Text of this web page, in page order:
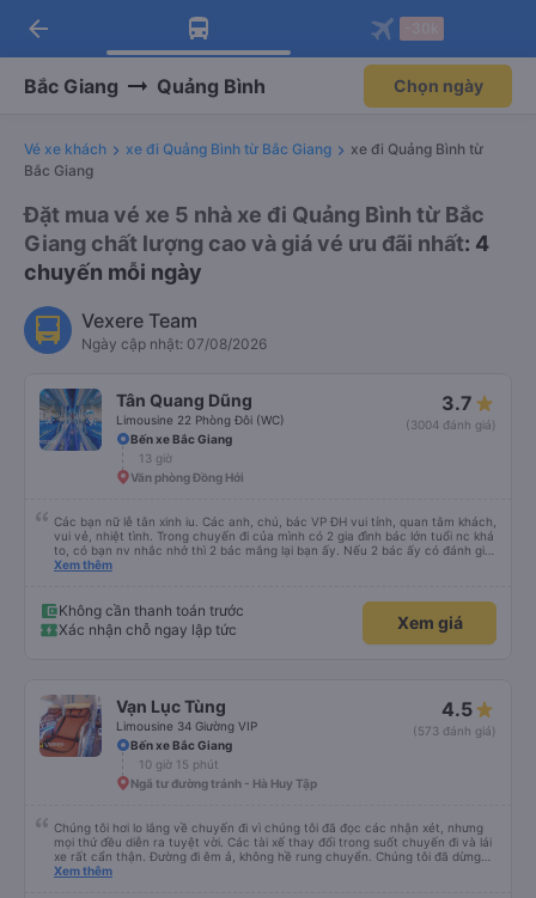
Tải app Vexere ngay!
Nhận ưu đãi thành viên độc
Mở app
Tải app Vexere
-30k/ghế khi đặt vé máy bay qua
Mở app
arrow_back
Bắc Giang Quảng Bình Chọn ngày
Vé xe khách xe đi Quảng Bình từ Bắc Giang
xe đi Quảng Bình từ
Bắc Giang
Đặt mua vé xe 5 nhà xe đi Quảng Bình từ Bắc
Giang chất lượng cao và giá vé ưu đãi nhất: 4
chuyến mỗi ngày
Vexere Team
Ngày cập nhật: 07/08/2026
Tân Quang Dũng
Limousine 22 Phòng Đôi (WC)
3.7
(3004 đánh giá)
Bến xe Bắc Giang
13 giờ
Văn phòng Đồng Hới
Các bạn nữ lễ tân xinh iu. Các anh, chú, bác VP ĐH vui tính, quan tâm khách,
vui vẻ, nhiệt tình. Trong chuyến đi của mình có 2 gia đình bác lớn tuổi nc khá
to, có bạn nv nhắc nhở thì 2 bác mắng lại bạn ấy. Nếu 2 bác ấy có đánh giá
xấu thì mình ngược lại nha. Bạn ấy nhắc nhở rất đúng. 2 bác nói rất to. To
bạn ấy nha. Nếu bạn ấy bị trừ thì bảo bạn ấy liên hệ sđt của mình, mình hỗ
trợ ạ. Số mình đuôi 666, chuyến ĐH-NT ngày 16/1. À các bạn nữ lễ tân xinh
iu còn đổi cho mình phòng đơn sang đôi xong còn note là (một mình) yêu
Xem thêm
Không cần thanh toán trước
Xác nhận chỗ ngay lập tức
Xem giá
Vạn Lục Tùng
Limousine 34 Giường VIP
4.5
(573 đánh giá)
Bến xe Bắc Giang
10 giờ 15 phút
Ngã tư đường tránh - Hà Huy Tập
Chúng tôi hơi lo lắng về chuyến đi vì chúng tôi đã đọc các nhận xét, nhưng
mọi thứ đều diễn ra tuyệt vời. Các tài xế thay đổi trong suốt chuyến đi và lái
xe rất cẩn thận. Đường đi êm ả, không hề rung chuyển. Chúng tôi đã dừng
đủ số lần để đi vệ sinh và dừng lại để ăn tối. Nhìn chung, ghế ngồi có thể hơi
Xem thêm